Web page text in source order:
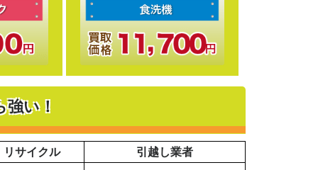
い！
サイクル
引越し業者